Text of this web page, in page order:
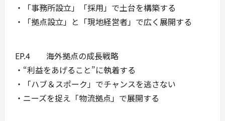
・「事務所設立」「採用」で土台を構築する
・「拠点設立」と「現地経営者」で広く展開する
EP.4 海外拠点の成長戦略
・“利益をあげること”に執着する
・「ハブ＆スポーク」でチャンスを逃さない
・ニーズを捉え「物流拠点」で展開する